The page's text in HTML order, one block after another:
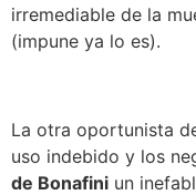
irremediable de la
(impune ya lo es).
La otra oportunista
uso indebido y los
de Bonafini un